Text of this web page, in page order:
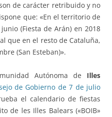
de carácter retribuido y no
que: «En el territorio de
(Fiesta de Arán) en 2018
que en el resto de Cataluña,
(San Esteban)».
Autónoma de Illes
de Gobierno de 7 de julio
el calendario de fiestas
de les Illes Balears («BOIB»